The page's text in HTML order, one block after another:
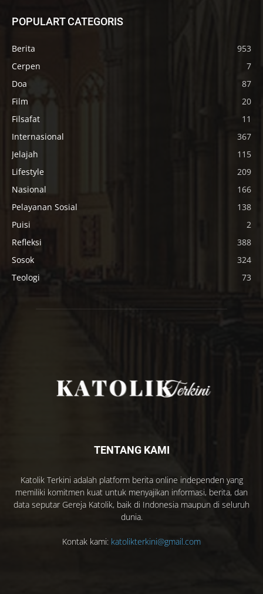
POPULART CATEGORIS
Berita
953
Cerpen
7
Doa
87
Film
20
Filsafat
11
Internasional
367
Jelajah
115
Lifestyle
209
Nasional
166
Pelayanan Sosial
138
Puisi
2
Refleksi
388
Sosok
324
Teologi
73
TENTANG KAMI
Katolik Terkini adalah platform berita online independen yang
memiliki komitmen kuat untuk menyajikan informasi, berita, dan
data seputar Gereja Katolik, baik di Indonesia maupun di seluruh
dunia.
Kontak kami: katolikterkini@gmail.com